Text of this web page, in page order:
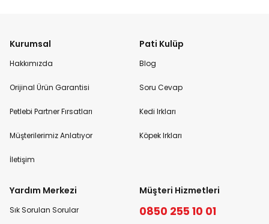
Kurumsal
Hakkımızda
Orijinal Ürün Garantisi
Petlebi Partner Fırsatları
Müşterilerimiz Anlatıyor
İletişim
Pati Kulüp
Blog
Soru Cevap
Kedi Irkları
Köpek Irkları
Yardım Merkezi
Sık Sorulan Sorular
Müşteri Hizmetleri
0850 255 10 01